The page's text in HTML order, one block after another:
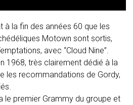
à la fin des années 60 que les
Motown sont sortis,
avec “Cloud Nine”.
1968, très clairement dédié à la
les recommandations de Gordy,
le premier Grammy du groupe et